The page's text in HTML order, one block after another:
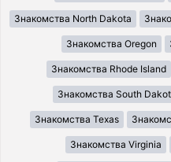
Знакомства North Dakota
Знакомства Oregon
Знакомства Rhode Island
Знакомства South
Знакомства Texas
Знакомства Virginia